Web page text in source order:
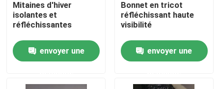
Contrôle de la qualité
Mitaines d'hiver
isolantes et
réfléchissantes
envoyer une
Bonnet en tricot
réfléchissant haute
visibilité
envoyer une